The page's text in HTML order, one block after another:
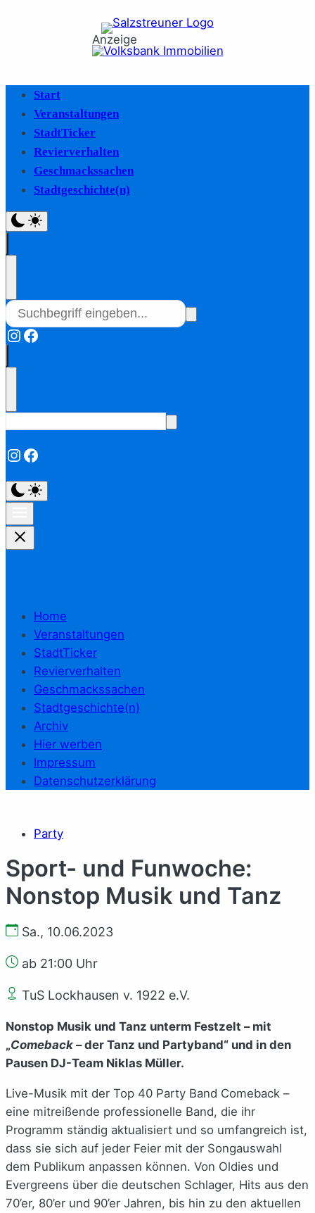
Anzeige
Start
Veranstaltungen
StadtTicker
Revierverhalten
Geschmackssachen
Stadtgeschichte(n)
Instagram
Facebook
Instagram
Facebook
Home
Veranstaltungen
StadtTicker
Revierverhalten
Geschmackssachen
Stadtgeschichte(n)
Archiv
Hier werben
Impressum
Datenschutzerklärung
Party
Sport- und Funwoche:
Nonstop Musik und Tanz
Sa., 10.06.2023
ab 21:00 Uhr
TuS Lockhausen v. 1922 e.V.‎
Nonstop Musik und Tanz unterm Festzelt – mit
„Comeback – der Tanz und Partyband“ und in den
Pausen DJ-Team Niklas Müller.
Live-Musik mit der Top 40 Party Band Comeback –
eine mitreißende professionelle Band, die ihr
Programm ständig aktualisiert und so umfangreich ist,
dass sie sich auf jeder Feier mit der Songauswahl
dem Publikum anpassen können. Von Oldies und
Evergreens über die deutschen Schlager, Hits aus den
70’er, 80’er und 90’er Jahren, bis hin zu den aktuellen